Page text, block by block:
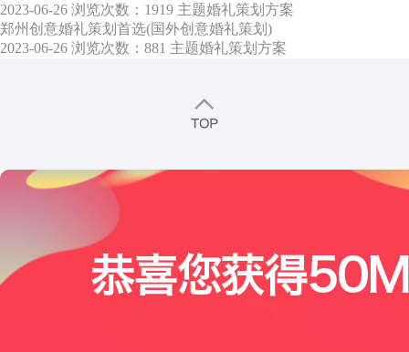
2023-06-26 浏览次数：1919 主题婚礼策划方案
郑州创意婚礼策划首选(国外创意婚礼策划)
2023-06-26 浏览次数：881 主题婚礼策划方案